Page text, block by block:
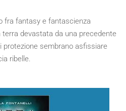
fra fantasy e fantascienza
devastata da una precedente
protezione sembrano asfissiare
ribelle.